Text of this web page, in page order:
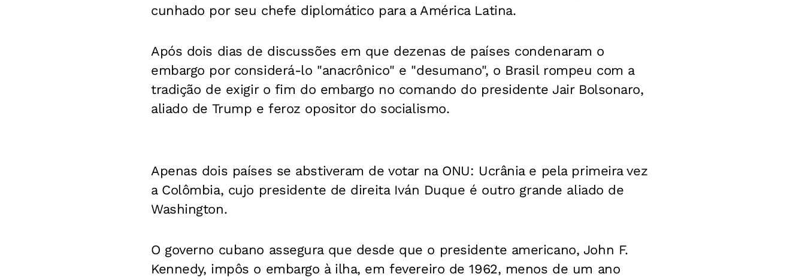
cunhado por seu chefe diplomático para a América Latina.
Após dois dias de discussões em que dezenas de países condenaram o
embargo por considerá-lo "anacrônico" e "desumano", o Brasil rompeu com a
tradição de exigir o fim do embargo no comando do presidente Jair Bolsonaro,
aliado de Trump e feroz opositor do socialismo.
Apenas dois países se abstiveram de votar na ONU: Ucrânia e pela primeira vez
a Colômbia, cujo presidente de direita Iván Duque é outro grande aliado de
Washington.
O governo cubano assegura que desde que o presidente americano, John F.
Kennedy, impôs o embargo à ilha, em fevereiro de 1962, menos de um ano